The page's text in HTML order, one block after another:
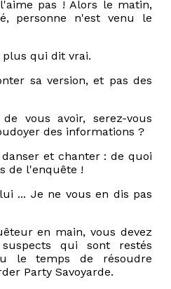
pas ! Alors le matin,
personne n'est venu le
qui dit vrai.
sa version, et pas des
vous avoir, serez-vous
des informations ?
et chanter : de quoi
de l'enquête !
... Je ne vous en dis pas
en main, vous devez
qui sont restés
le temps de résoudre
Party Savoyarde.